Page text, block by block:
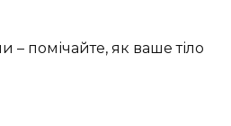
– помічайте, як ваше тіло